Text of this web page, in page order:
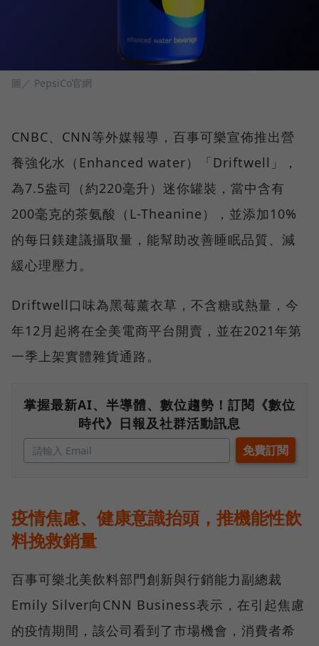
圖／ PepsiCo官網
CNBC、CNN等外媒報導，百事可樂宣佈推出營
養強化水（Enhanced water）「Driftwell」，
為7.5盎司（約220毫升）迷你罐裝，當中含有
200毫克的茶氨酸（L-Theanine），並添加10%
的每日鎂建議攝取量，能幫助改善睡眠品質、減
緩心理壓力。
Driftwell口味為黑莓薰衣草，不含糖或熱量，今
年12月起將在全美電商平台開賣，並在2021年第
一季上架實體雜貨通路。
掌握最新AI、半導體、數位趨勢！訂閱《數位
時代》日報及社群活動訊息
疫情焦慮、健康意識抬頭，推機能性飲
料挽救銷量
百事可樂北美飲料部門創新與行銷能力副總裁
Emily Silver向CNN Business表示，在引起焦慮
的疫情期間，該公司看到了市場機會，消費者希